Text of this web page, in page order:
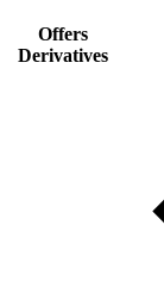
Offers
Derivatives